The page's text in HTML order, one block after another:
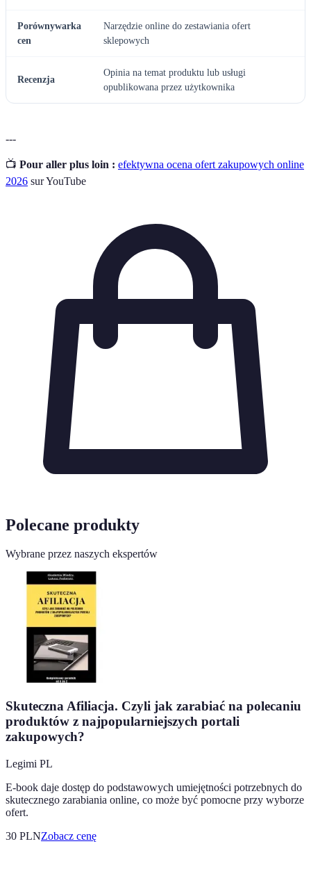
Porównywarka
cen
Narzędzie online do zestawiania ofert
sklepowych
Recenzja
Opinia na temat produktu lub usługi
opublikowana przez użytkownika
---
📺 Pour aller plus loin : efektywna ocena ofert zakupowych online
2026 sur YouTube
Polecane produkty
Wybrane przez naszych ekspertów
Skuteczna Afiliacja. Czyli jak zarabiać na polecaniu
produktów z najpopularniejszych portali
zakupowych?
Legimi PL
E-book daje dostęp do podstawowych umiejętności potrzebnych do
skutecznego zarabiania online, co może być pomocne przy wyborze
ofert.
30 PLNZobacz cenę